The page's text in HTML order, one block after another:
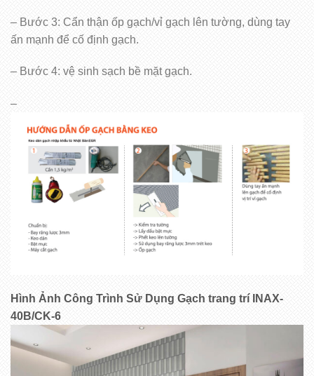
– Bước 3: Cẩn thận ốp gạch/vỉ gạch lên tường, dùng tay
ấn mạnh để cố định gạch.
– Bước 4: vệ sinh sạch bề mặt gạch.
–
Hình Ảnh Công Trình Sử Dụng Gạch trang trí INAX-
40B/CK-6